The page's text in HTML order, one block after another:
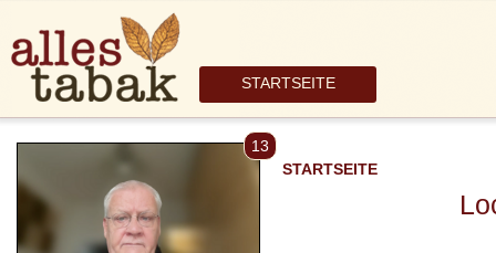
STARTSEITE
13
STARTSEITE